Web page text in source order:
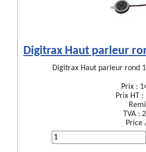
Digitrax Haut parleur
Digitrax Haut parleur rond
Prix :
Prix HT :
TVA :
Price